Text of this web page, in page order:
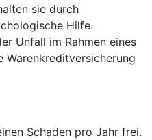
sie durch
Hilfe.
Unfall im Rahmen eines
Warenkreditversicherung
Schaden pro Jahr frei.